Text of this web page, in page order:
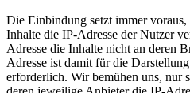
Die Einbindung setzt immer
Inhalte die IP-Adresse der Nutzer
Adresse die Inhalte nicht an deren
Adresse ist damit für die
erforderlich. Wir bemühen uns, nur